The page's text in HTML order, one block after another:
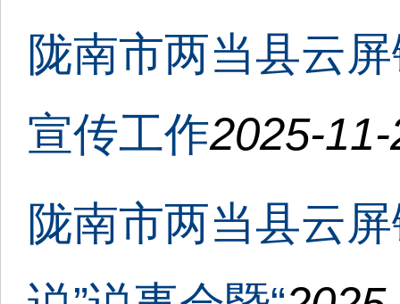
陇南市两当县云
宣传工作2025-
陇南市两当县云